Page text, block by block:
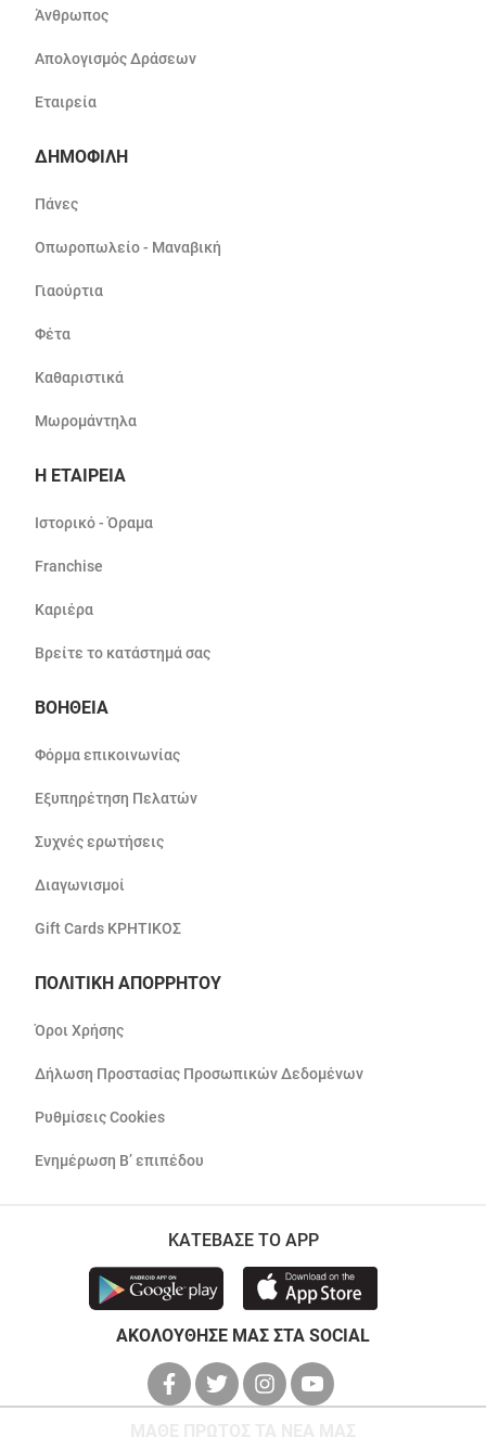
Άνθρωπος
Απολογισμός Δράσεων
Εταιρεία
ΔΗΜΟΦΙΛΗ
Πάνες
Οπωροπωλείο - Μαναβική
Γιαούρτια
Φέτα
Καθαριστικά
Μωρομάντηλα
Η ΕΤΑΙΡΕΙΑ
Ιστορικό - Όραμα
Franchise
Καριέρα
Βρείτε το κατάστημά σας
ΒΟΗΘΕΙΑ
Φόρμα επικοινωνίας
Εξυπηρέτηση Πελατών
Συχνές ερωτήσεις
Διαγωνισμοί
Gift Cards ΚΡΗΤΙΚΟΣ
ΠΟΛΙΤΙΚΗ ΑΠΟΡΡΗΤΟΥ
Όροι Χρήσης
Δήλωση Προστασίας Προσωπικών Δεδομένων
Ρυθμίσεις Cookies
Ενημέρωση Β’ επιπέδου
ΚΑΤΕΒΑΣΕ ΤΟ APP
ΑΚΟΛΟΥΘΗΣΕ ΜΑΣ ΣΤΑ SOCIAL